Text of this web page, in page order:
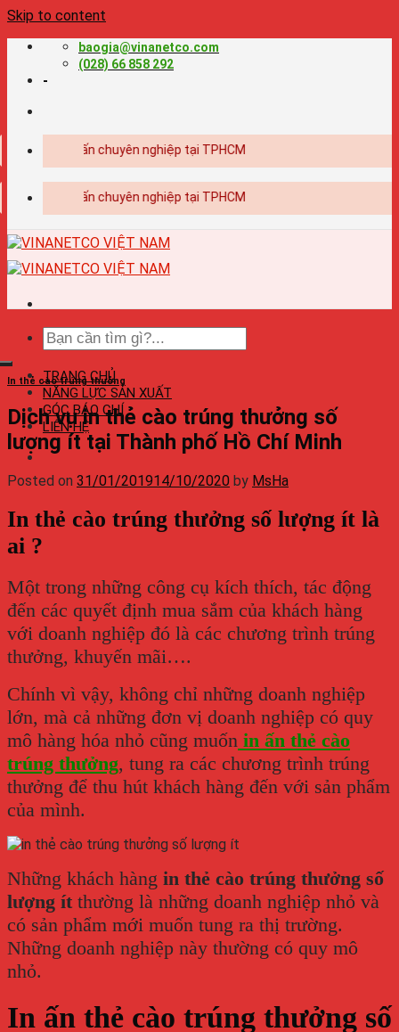
Skip to content
baogia@vinanetco.com
(028) 66 858 292
-
kế - in ấn chuyên nghiệp tại TPHCM
kế - in ấn chuyên nghiệp tại TPHCM
TRANG CHỦ
NĂNG LỰC SẢN XUẤT
GÓC BÁO CHÍ
LIÊN HỆ
In thẻ cào trúng thưởng
Dịch vụ in thẻ cào trúng thưởng số
lượng ít tại Thành phố Hồ Chí Minh
Posted on 31/01/201914/10/2020 by MsHa
In thẻ cào trúng thưởng số lượng ít là
ai ?
Một trong những công cụ kích thích, tác động
đến các quyết định mua sắm của khách hàng
với doanh nghiệp đó là các chương trình trúng
thưởng, khuyến mãi….
Chính vì vậy, không chỉ những doanh nghiệp
lớn, mà cả những đơn vị doanh nghiệp có quy
mô hàng hóa nhỏ cũng muốn in ấn thẻ cào
trúng thưởng, tung ra các chương trình trúng
thưởng để thu hút khách hàng đến với sản phẩm
của mình.
Những khách hàng in thẻ cào trúng thưởng số
lượng ít thường là những doanh nghiệp nhỏ và
có sản phẩm mới muốn tung ra thị trường.
Những doanh nghiệp này thường có quy mô
nhỏ.
In ấn thẻ cào trúng thưởng số